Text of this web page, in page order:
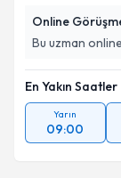
Online
Bu uzman
En Yakın Saatler
Yarın
09:00